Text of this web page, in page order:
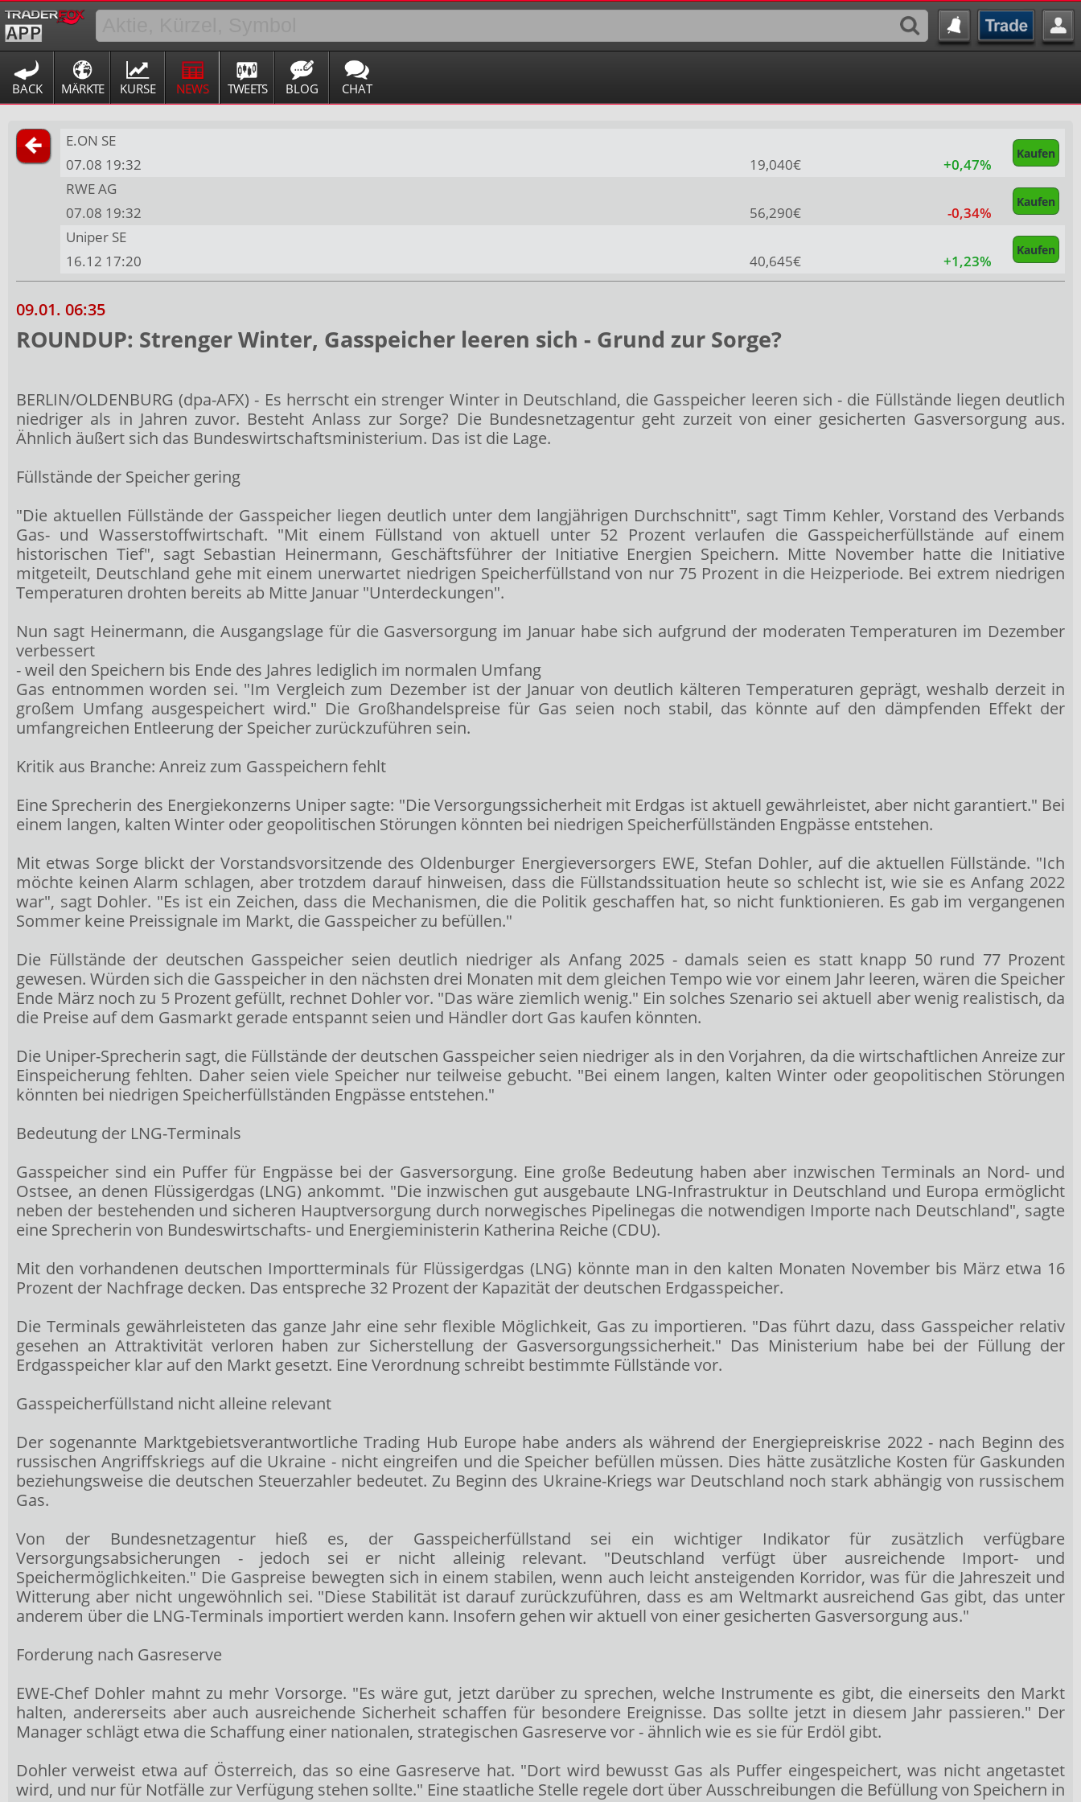
BACK MÄRKTE KURSE NEWS TWEETS BLOG CHAT
E.ON SE
Kaufen
07.08 19:32 19,040€
+0,47%
RWE AG
Kaufen
07.08 19:32 56,290€
-0,34%
Uniper SE
Kaufen
16.12 17:20 40,645€ +1,23%
09.01. 06:35
ROUNDUP: Strenger Winter, Gasspeicher leeren sich - Grund zur Sorge?
BERLIN/OLDENBURG (dpa-AFX) - Es herrscht ein strenger Winter in Deutschland, die Gasspeicher leeren sich - die Füllstände liegen deutlich
niedriger als in Jahren zuvor. Besteht Anlass zur Sorge? Die Bundesnetzagentur geht zurzeit von einer gesicherten Gasversorgung aus.
Ähnlich äußert sich das Bundeswirtschaftsministerium. Das ist die Lage.
Füllstände der Speicher gering
"Die aktuellen Füllstände der Gasspeicher liegen deutlich unter dem langjährigen Durchschnitt", sagt Timm Kehler, Vorstand des Verbands
Gas- und Wasserstoffwirtschaft. "Mit einem Füllstand von aktuell unter 52 Prozent verlaufen die Gasspeicherfüllstände auf einem
historischen Tief", sagt Sebastian Heinermann, Geschäftsführer der Initiative Energien Speichern. Mitte November hatte die Initiative
mitgeteilt, Deutschland gehe mit einem unerwartet niedrigen Speicherfüllstand von nur 75 Prozent in die Heizperiode. Bei extrem niedrigen
Temperaturen drohten bereits ab Mitte Januar "Unterdeckungen".
Nun sagt Heinermann, die Ausgangslage für die Gasversorgung im Januar habe sich aufgrund der moderaten Temperaturen im Dezember
verbessert
- weil den Speichern bis Ende des Jahres lediglich im normalen Umfang
Gas entnommen worden sei. "Im Vergleich zum Dezember ist der Januar von deutlich kälteren Temperaturen geprägt, weshalb derzeit in
großem Umfang ausgespeichert wird." Die Großhandelspreise für Gas seien noch stabil, das könnte auf den dämpfenden Effekt der
umfangreichen Entleerung der Speicher zurückzuführen sein.
Kritik aus Branche: Anreiz zum Gasspeichern fehlt
Eine Sprecherin des Energiekonzerns Uniper sagte: "Die Versorgungssicherheit mit Erdgas ist aktuell gewährleistet, aber nicht garantiert." Bei
einem langen, kalten Winter oder geopolitischen Störungen könnten bei niedrigen Speicherfüllständen Engpässe entstehen.
Mit etwas Sorge blickt der Vorstandsvorsitzende des Oldenburger Energieversorgers EWE, Stefan Dohler, auf die aktuellen Füllstände. "Ich
möchte keinen Alarm schlagen, aber trotzdem darauf hinweisen, dass die Füllstandssituation heute so schlecht ist, wie sie es Anfang 2022
war", sagt Dohler. "Es ist ein Zeichen, dass die Mechanismen, die die Politik geschaffen hat, so nicht funktionieren. Es gab im vergangenen
Sommer keine Preissignale im Markt, die Gasspeicher zu befüllen."
Die Füllstände der deutschen Gasspeicher seien deutlich niedriger als Anfang 2025 - damals seien es statt knapp 50 rund 77 Prozent
gewesen. Würden sich die Gasspeicher in den nächsten drei Monaten mit dem gleichen Tempo wie vor einem Jahr leeren, wären die Speicher
Ende März noch zu 5 Prozent gefüllt, rechnet Dohler vor. "Das wäre ziemlich wenig." Ein solches Szenario sei aktuell aber wenig realistisch, da
die Preise auf dem Gasmarkt gerade entspannt seien und Händler dort Gas kaufen könnten.
Die Uniper-Sprecherin sagt, die Füllstände der deutschen Gasspeicher seien niedriger als in den Vorjahren, da die wirtschaftlichen Anreize zur
Einspeicherung fehlten. Daher seien viele Speicher nur teilweise gebucht. "Bei einem langen, kalten Winter oder geopolitischen Störungen
könnten bei niedrigen Speicherfüllständen Engpässe entstehen."
Bedeutung der LNG-Terminals
Gasspeicher sind ein Puffer für Engpässe bei der Gasversorgung. Eine große Bedeutung haben aber inzwischen Terminals an Nord- und
Ostsee, an denen Flüssigerdgas (LNG) ankommt. "Die inzwischen gut ausgebaute LNG-Infrastruktur in Deutschland und Europa ermöglicht
neben der bestehenden und sicheren Hauptversorgung durch norwegisches Pipelinegas die notwendigen Importe nach Deutschland", sagte
eine Sprecherin von Bundeswirtschafts- und Energieministerin Katherina Reiche (CDU).
Mit den vorhandenen deutschen Importterminals für Flüssigerdgas (LNG) könnte man in den kalten Monaten November bis März etwa 16
Prozent der Nachfrage decken. Das entspreche 32 Prozent der Kapazität der deutschen Erdgasspeicher.
Die Terminals gewährleisteten das ganze Jahr eine sehr flexible Möglichkeit, Gas zu importieren. "Das führt dazu, dass Gasspeicher relativ
gesehen an Attraktivität verloren haben zur Sicherstellung der Gasversorgungssicherheit." Das Ministerium habe bei der Füllung der
Erdgasspeicher klar auf den Markt gesetzt. Eine Verordnung schreibt bestimmte Füllstände vor.
Gasspeicherfüllstand nicht alleine relevant
Der sogenannte Marktgebietsverantwortliche Trading Hub Europe habe anders als während der Energiepreiskrise 2022 - nach Beginn des
russischen Angriffskriegs auf die Ukraine - nicht eingreifen und die Speicher befüllen müssen. Dies hätte zusätzliche Kosten für Gaskunden
beziehungsweise die deutschen Steuerzahler bedeutet. Zu Beginn des Ukraine-Kriegs war Deutschland noch stark abhängig von russischem
Gas.
Von der Bundesnetzagentur hieß es, der Gasspeicherfüllstand sei ein wichtiger Indikator für zusätzlich verfügbare
Versorgungsabsicherungen - jedoch sei er nicht alleinig relevant. "Deutschland verfügt über ausreichende Import- und
Speichermöglichkeiten." Die Gaspreise bewegten sich in einem stabilen, wenn auch leicht ansteigenden Korridor, was für die Jahreszeit und
Witterung aber nicht ungewöhnlich sei. "Diese Stabilität ist darauf zurückzuführen, dass es am Weltmarkt ausreichend Gas gibt, das unter
anderem über die LNG-Terminals importiert werden kann. Insofern gehen wir aktuell von einer gesicherten Gasversorgung aus."
Forderung nach Gasreserve
EWE-Chef Dohler mahnt zu mehr Vorsorge. "Es wäre gut, jetzt darüber zu sprechen, welche Instrumente es gibt, die einerseits den Markt
halten, andererseits aber auch ausreichende Sicherheit schaffen für besondere Ereignisse. Das sollte jetzt in diesem Jahr passieren." Der
Manager schlägt etwa die Schaffung einer nationalen, strategischen Gasreserve vor - ähnlich wie es sie für Erdöl gibt.
Dohler verweist etwa auf Österreich, das so eine Gasreserve hat. "Dort wird bewusst Gas als Puffer eingespeichert, was nicht angetastet
wird, und nur für Notfälle zur Verfügung stehen sollte." Eine staatliche Stelle regele dort über Ausschreibungen die Befüllung von Speichern in